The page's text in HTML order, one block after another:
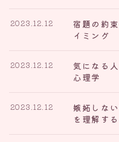
宿題の約
イミング
2023.12.12
気になる
心理学
2023.12.12
嫉妬しな
を理解する
2023.12.12